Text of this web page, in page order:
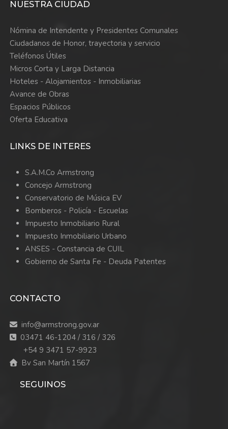
NUESTRA CIUDAD
Nómina de Intendente y Presidentes Comunales
Ciudadanos de Honor, trayectoria y servicio
Teléfonos Útiles
Micros Corta y Larga Distancia
Hoteles - Alojamientos - Inmobiliarias
Avance de Obras
Espacios Públicos
Oferta Educativa
LINKS DE INTERES
S.A.M.Co Armstrong
Concejo Armstrong
Conservatorio de Música EV
Bomberos - Policía - Escuelas
Impuesto Inmobiliario Rural
Impuesto Inmobiliario Urbano
ANSES - Constancia de CUIL
Gobierno de Santa Fe - Deuda Patentes
CONTACTO
info@armstrong.gov.ar
03471 46-1204 / 316 / 326
+54 9 3471 57-9923
Bv San Martín 1567
SEGUINOS